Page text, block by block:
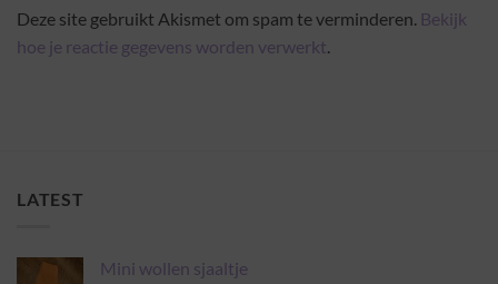
Deze site gebruikt Akismet om spam te verminderen. Bekijk
hoe je reactie gegevens worden verwerkt.
LATEST
Mini wollen sjaaltje